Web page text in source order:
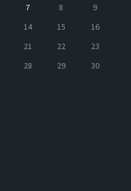
7 8
9
14 15
16
21 22
23
28 29
30